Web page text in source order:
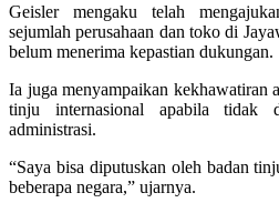
Geisler mengaku telah
sejumlah perusahaan dan toko di
belum menerima kepastian dukungan.
Ia juga menyampaikan kekhawatiran
tinju internasional apabila tidak
administrasi.
“Saya bisa diputuskan oleh badan
beberapa negara,” ujarnya.